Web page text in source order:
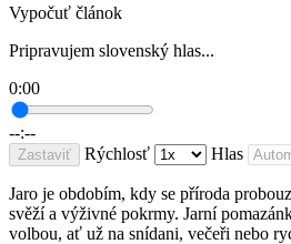
Vypočuť článok
Pripravujem slovenský hlas...
0:00
--:--
Zastaviť Rýchlosť Hlas
Jaro je obdobím, kdy se příroda
svěží a výživné pokrmy. Jarní
volbou, ať už na snídani, večeři nebo